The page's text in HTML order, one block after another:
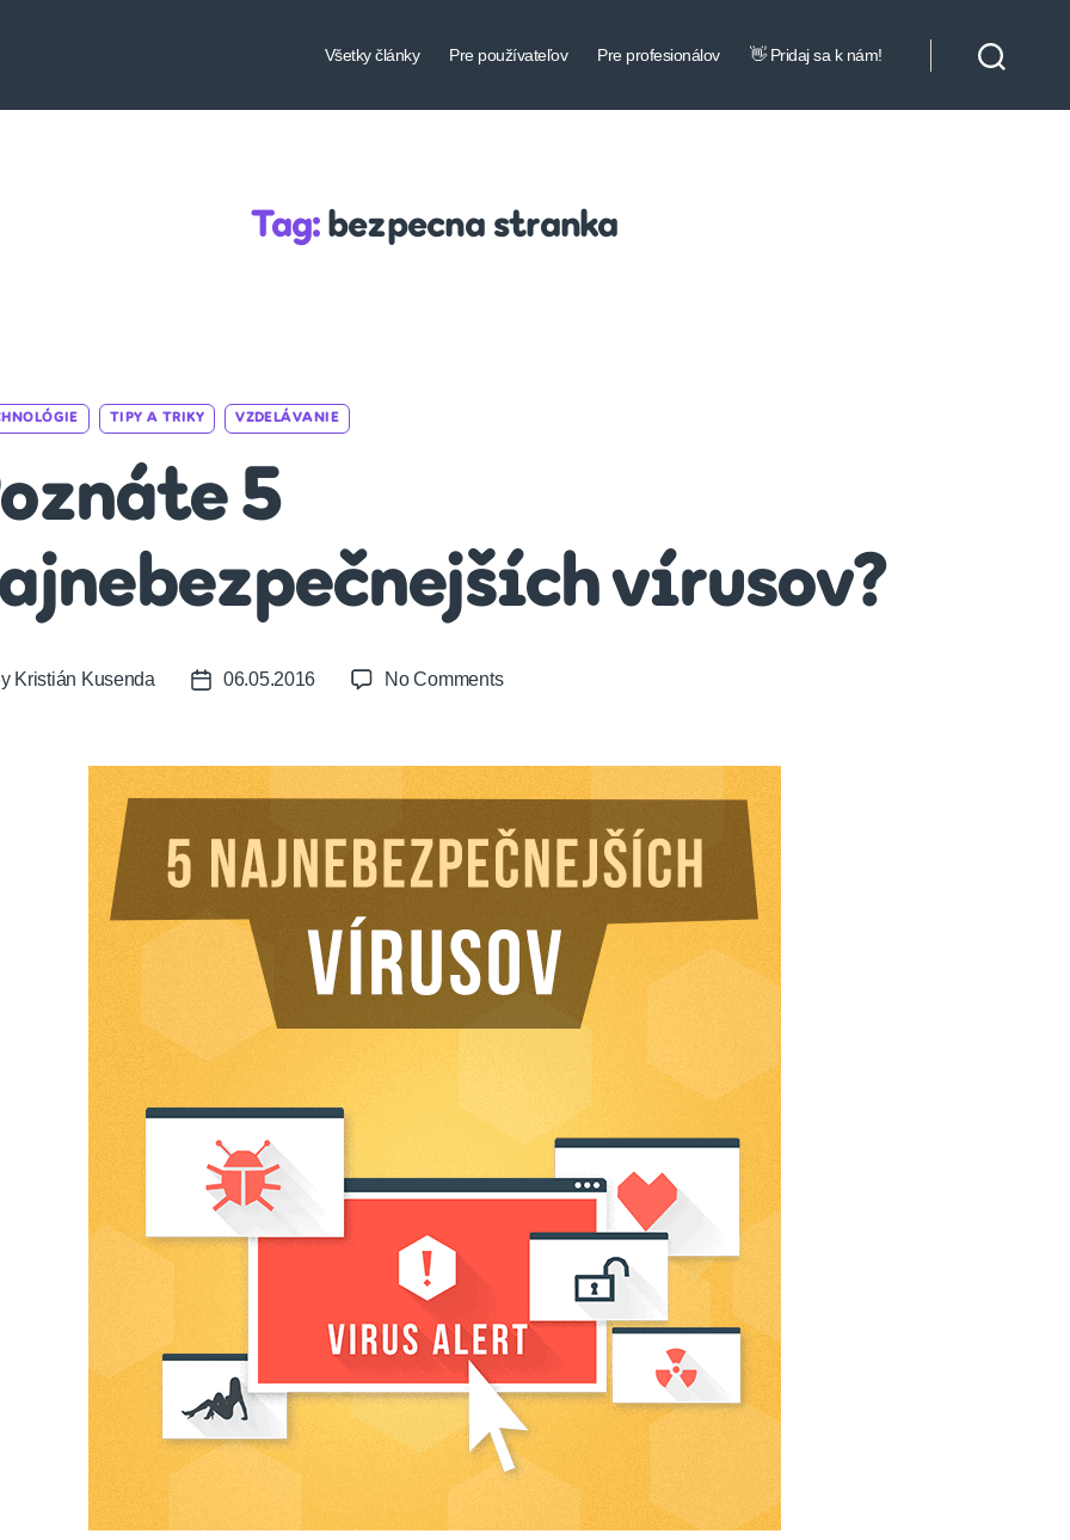
Všetky články Pre používateľov Pre profesionálov 👋 Pridaj sa k nám!
Tag: bezpecna stranka
TIPY A TRIKY VZDELÁVANIE
5
vírusov?
Kristián Kusenda
Post06.05.2016 No Commentson
najnebezpečnejších